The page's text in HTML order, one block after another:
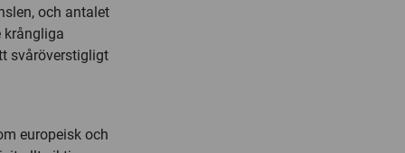
och antalet
krångliga
svåröverstigligt
europeisk och